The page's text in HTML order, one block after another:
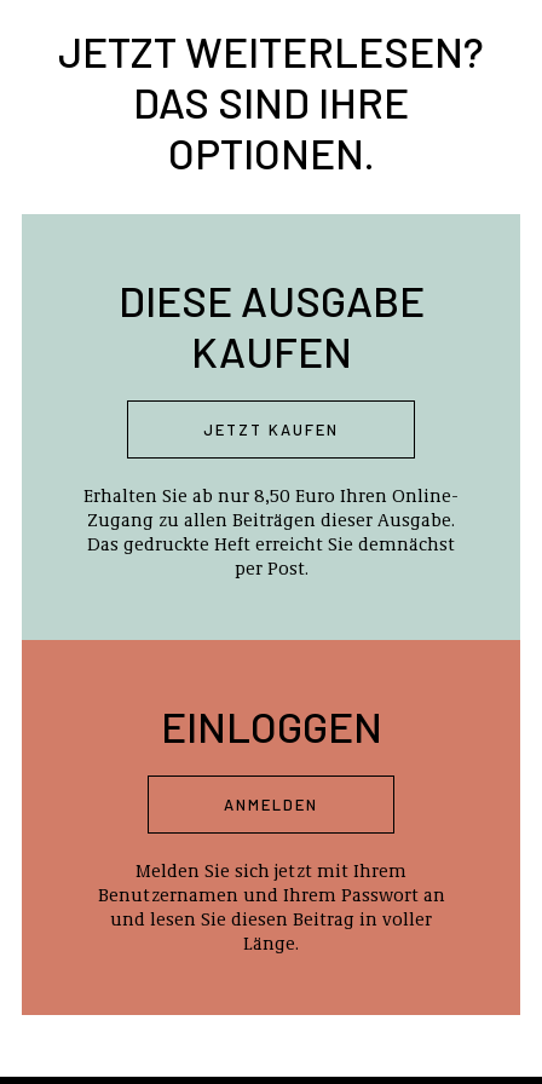
JETZT WEITERLESEN?
DAS SIND IHRE
OPTIONEN.
DIESE AUSGABE
KAUFEN
JETZT KAUFEN
Erhalten Sie ab nur 8,50 Euro Ihren Online-
Zugang zu allen Beiträgen dieser Ausgabe.
Das gedruckte Heft erreicht Sie demnächst
per Post.
EINLOGGEN
ANMELDEN
Melden Sie sich jetzt mit Ihrem
Benutzernamen und Ihrem Passwort an
und lesen Sie diesen Beitrag in voller
Länge.